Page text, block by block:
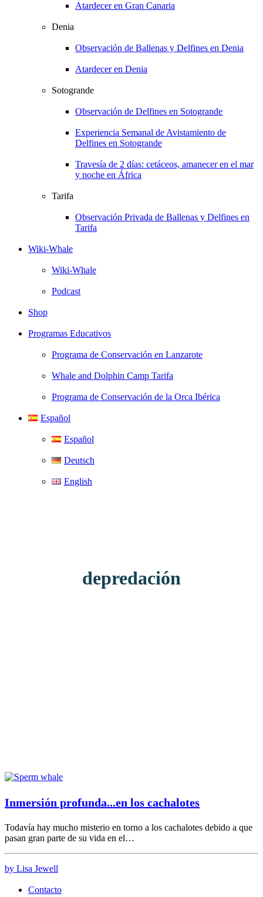
Atardecer en Gran Canaria
Denia
Observación de Ballenas y Delfines en Denia
Atardecer en Denia
Sotogrande
Observación de Delfines en Sotogrande
Experiencia Semanal de Avistamiento de
Delfines en Sotogrande
Travesía de 2 días: cetáceos, amanecer en el mar
y noche en África
Tarifa
Observación Privada de Ballenas y Delfines en
Tarifa
Wiki-Whale
Wiki-Whale
Podcast
Shop
Programas Educativos
Programa de Conservación en Lanzarote
Whale and Dolphin Camp Tarifa
Programa de Conservación de la Orca Ibérica
Español
Español
Deutsch
English
depredación
Inmersión profunda...en los cachalotes
Todavía hay mucho misterio en torno a los cachalotes debido a que
pasan gran parte de su vida en el…
by Lisa Jewell
Contacto